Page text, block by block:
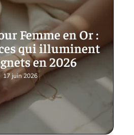
Femme en Or :
qui illuminent
en 2026
17 juin 2026